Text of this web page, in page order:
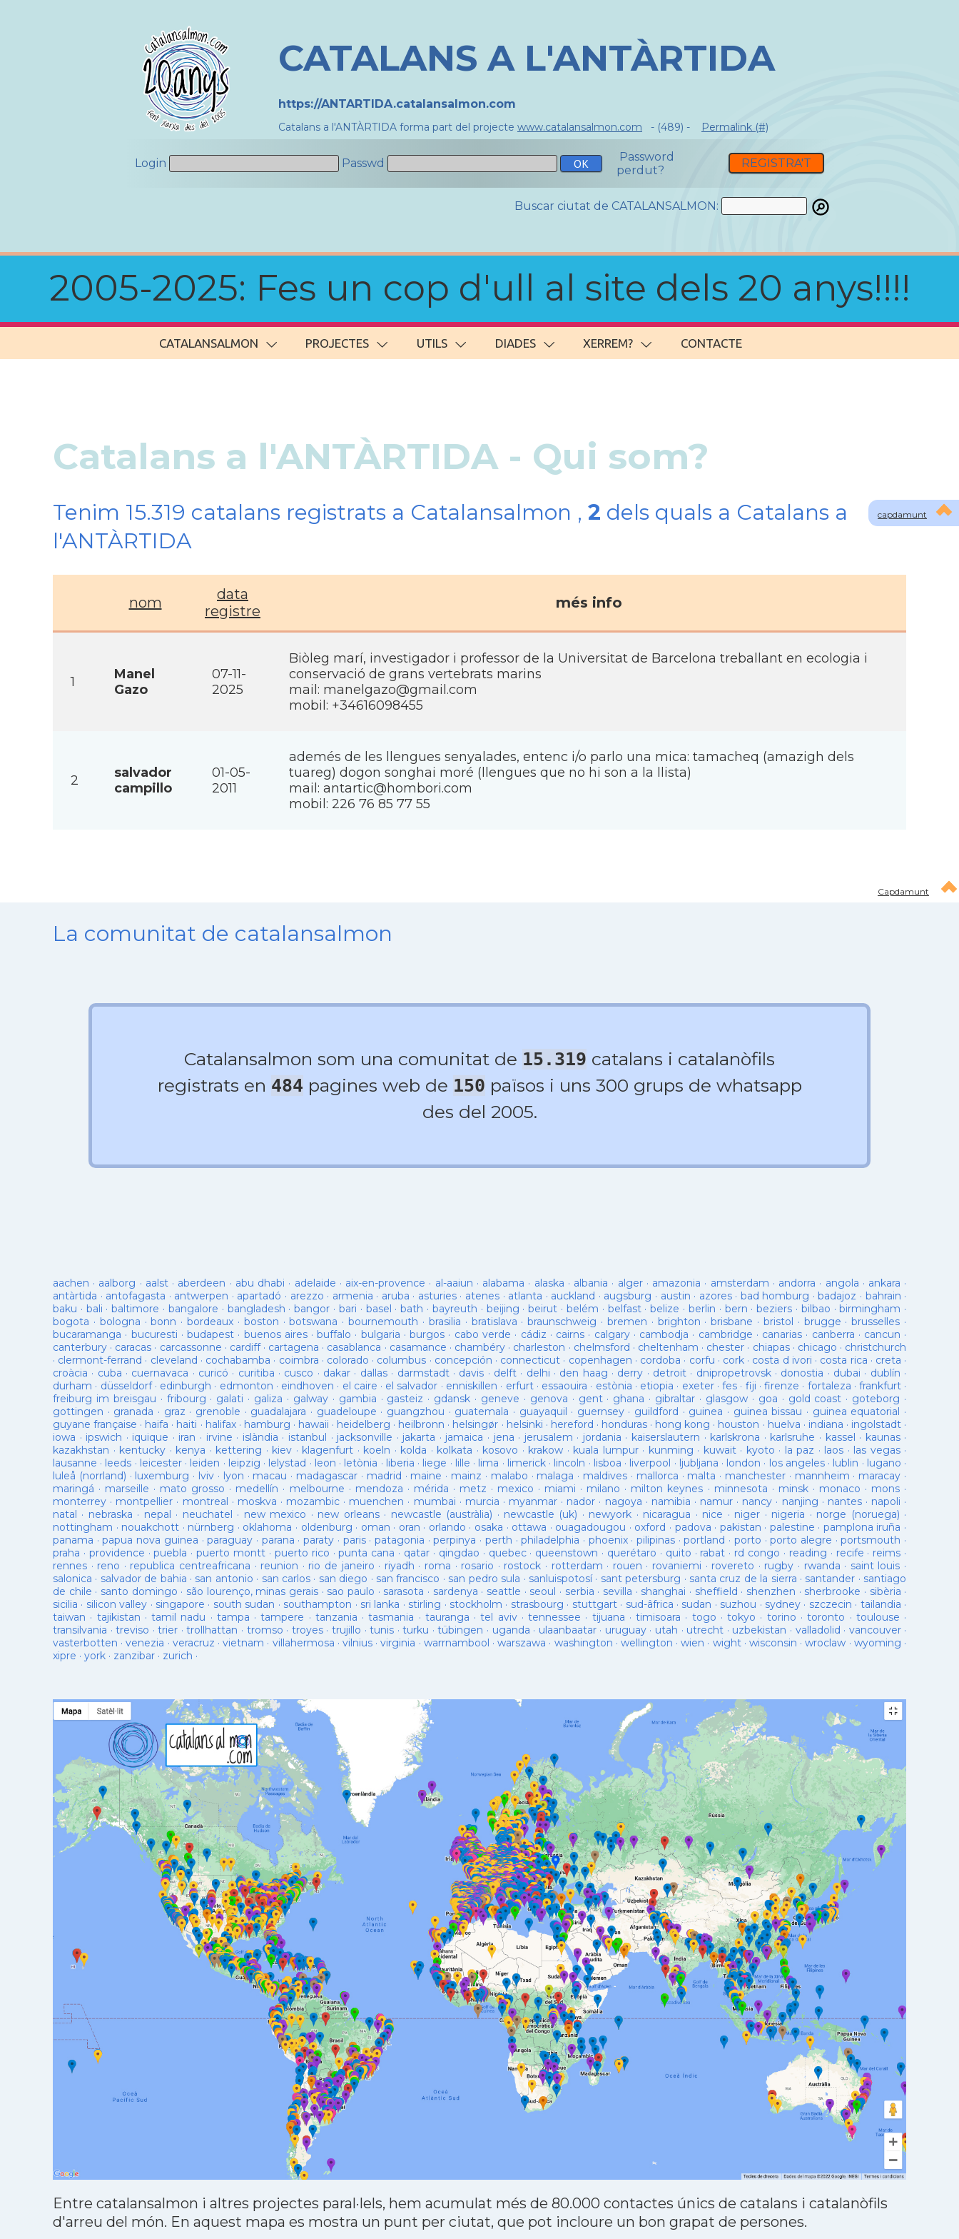
CATALANS A L'ANTÀRTIDA
https://ANTARTIDA.catalansalmon.com
Catalans a l'ANTÀRTIDA forma part del projecte www.catalansalmon.com - (489) - Permalink (#)
Login Passwd
Password
perdut?
REGISTRA'T
Buscar ciutat de CATALANSALMON:
2005-2025: Fes un cop d'ull al site dels 20 anys!!!!
CATALANSALMON PROJECTES UTILS DIADES XERREM? CONTACTE
capdamunt
Catalans a l'ANTÀRTIDA - Qui som?
Tenim 15.319 catalans registrats a Catalansalmon , 2 dels quals a Catalans a
l'ANTÀRTIDA
nom
data
registre
més info
1
Manel
Gazo
07-11-
2025
Biòleg marí, investigador i professor de la Universitat de Barcelona treballant en ecologia i
conservació de grans vertebrats marins
mail: manelgazo@gmail.com
mobil: +34616098455
2
salvador
campillo
01-05-
2011
ademés de les llengues senyalades, entenc i/o parlo una mica: tamacheq (amazigh dels
tuareg) dogon songhai moré (llengues que no hi son a la llista)
mail: antartic@hombori.com
mobil: 226 76 85 77 55
Capdamunt
La comunitat de catalansalmon
Catalansalmon som una comunitat de 15.319 catalans i catalanòfils
registrats en 484 pagines web de 150 països i uns 300 grups de whatsapp
des del 2005.
aachen · aalborg · aalst· aberdeen · abu dhabi · adelaide · aix-en-provence · al-aaiun · alabama · alaska · albania · alger· amazonia · amsterdam · andorra · angola · ankara ·
antàrtida · antofagasta · antwerpen · apartadó · arezzo · armenia · aruba · asturies· atenes · atlanta · auckland · augsburg · austin · azores· bad homburg ·badajoz · bahrain ·
baku · bali ·baltimore · bangalore · bangladesh ·bangor · bari · basel ·bath · bayreuth · beijing ·beirut · belém · belfast·belize · berlin · bern ·beziers · bilbao ·birmingham ·
bogota · bologna ·bonn ·bordeaux · boston ·botswana ·bournemouth · brasilia · bratislava ·braunschweig · bremen · brighton ·brisbane · bristol · brugge ·brusselles ·
bucaramanga · bucuresti · budapest · buenos aires·buffalo · bulgaria ·burgos · cabo verde · cádiz · cairns · calgary· cambodja · cambridge · canarias · canberra · cancun ·
canterbury · caracas · carcassonne · cardiff· cartagena · casablanca · casamance · chambéry · charleston · chelmsford · cheltenham · chester · chiapas· chicago · christchurch
· clermont-ferrand · cleveland · cochabamba · coimbra · colorado · columbus · concepción · connecticut · copenhagen · cordoba · corfu · cork · costa d ivori · costa rica · creta ·
croàcia · cuba · cuernavaca · curicó · curitiba · cusco · dakar · dallas· darmstadt· davis · delft· delhi · den haag · derry · detroit· dnipropetrovsk· donostia · dubai · dublín ·
durham · düsseldorf· edinburgh · edmonton · eindhoven · el caire · el salvador · enniskillen · erfurt· essaouira · estònia · etiopia · exeter· fes · fiji · firenze · fortaleza · frankfurt ·
freiburg im breisgau · fribourg · galati · galiza · galway· gambia · gasteiz · gdansk · geneve · genova · gent· ghana · gibraltar · glasgow· goa · gold coast · goteborg ·
gottingen · granada · graz · grenoble · guadalajara · guadeloupe · guangzhou · guatemala · guayaquil · guernsey· guildford · guinea · guinea bissau · guinea equatorial ·
guyane française · haifa · haiti · halifax· hamburg · hawaii · heidelberg · heilbronn · helsingør · helsinki · hereford · honduras· hong kong · houston · huelva · indiana · ingolstadt·
iowa · ipswich · iquique · iran · irvine · islàndia · istanbul · jacksonville · jakarta · jamaica · jena · jerusalem · jordania · kaiserslautern · karlskrona · karlsruhe · kassel · kaunas·
kazakhstan · kentucky · kenya · kettering · kiev · klagenfurt · koeln · kolda · kolkata · kosovo · krakow · kuala lumpur· kunming · kuwait· kyoto · la paz · laos · las vegas·
lausanne · leeds · leicester· leiden · leipzig · lelystad · leon · letònia · liberia · liege · lille · lima · limerick· lincoln · lisboa · liverpool · ljubljana · london · los angeles· lublin · lugano ·
luleå (norrland) · luxemburg · lviv · lyon · macau · madagascar · madrid · maine · mainz · malabo · malaga · maldives · mallorca · malta · manchester · mannheim · maracay ·
maringá · marseille · mato grosso · medellín · melbourne · mendoza · mérida · metz · mexico · miami · milano · milton keynes · minnesota · minsk· monaco · mons ·
monterrey · montpellier · montreal · moskva · mozambic · muenchen · mumbai · murcia · myanmar · nador · nagoya · namibia · namur · nancy · nanjing · nantes· napoli ·
natal · nebraska · nepal · neuchatel · new mexico · new orleans· newcastle (austràlia) · newcastle (uk) · newyork · nicaragua · nice · niger · nigeria · norge (noruega) ·
nottingham · nouakchott · nürnberg · oklahoma · oldenburg · oman · oran · orlando · osaka · ottawa · ouagadougou · oxford · padova · pakistan · palestine · pamplona iruña ·
panama ·papua nova guinea ·paraguay · parana ·paraty · paris· patagonia ·perpinya · perth ·philadelphia · phoenix·pilipinas ·portland · porto ·porto alegre ·portsmouth ·
praha · providence ·puebla ·puerto montt · puerto rico ·punta cana · qatar · qingdao · quebec· queenstown · querétaro · quito · rabat · rd congo · reading · recife · reims ·
rennes · reno · republica centreafricana · reunion · rio de janeiro · riyadh · roma · rosario · rostock · rotterdam · rouen · rovaniemi · rovereto · rugby · rwanda · saint louis ·
salonica · salvador de bahia · san antonio · san carlos · san diego · san francisco · san pedro sula · sanluispotosí· sant petersburg · santa cruz de la sierra · santander · santiago
de chile · santo domingo · são lourenço, minas gerais· sao paulo · sarasota · sardenya · seattle · seoul · serbia · sevilla · shanghai · sheffield · shenzhen · sherbrooke · sibèria ·
sicilia · silicon valley · singapore · south sudan · southampton · sri lanka · stirling · stockholm · strasbourg · stuttgart· sud-âfrica · sudan · suzhou · sydney · szczecin · tailandia ·
taiwan · tajikistan ·tamil nadu · tampa ·tampere · tanzania ·tasmania · tauranga ·tel aviv·tennessee · tijuana ·timisoara · togo ·tokyo · torino ·toronto · toulouse ·
transilvania ·treviso ·trier ·trollhattan · tromso · troyes· trujillo ·tunis ·turku ·tübingen · uganda · ulaanbaatar· uruguay· utah · utrecht · uzbekistan · valladolid · vancouver·
vasterbotten ·venezia · veracruz ·vietnam · villahermosa · vilnius·virginia · warrnambool ·warszawa · washington · wellington ·wien · wight·wisconsin ·wroclaw · wyoming ·
xipre · york · zanzibar · zurich ·
Entre catalansalmon i altres projectes paral·lels, hem acumulat més de 80.000 contactes únics de catalans i catalanòfils
d'arreu del món. En aquest mapa es mostra un punt per ciutat, que pot incloure un bon grapat de persones.